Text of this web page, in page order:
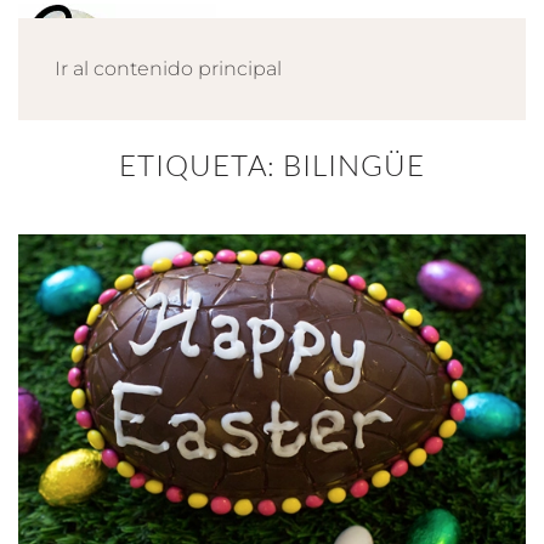
Ir al contenido principal
ETIQUETA: BILINGÜE